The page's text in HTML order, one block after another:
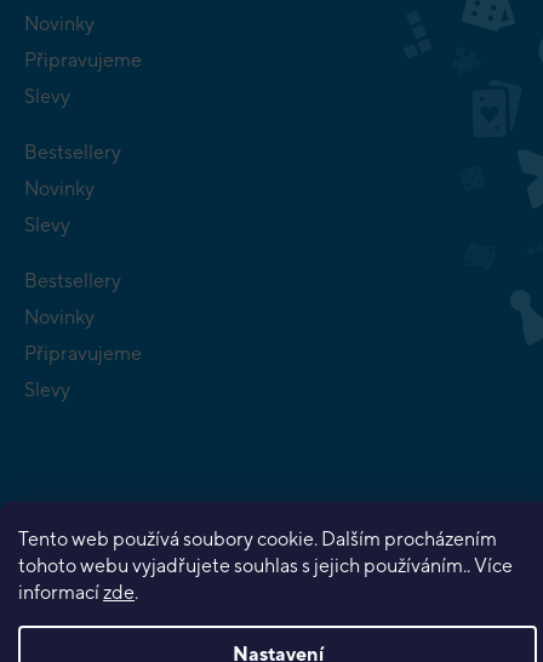
Tento web používá soubory cookie. Dalším procházením
tohoto webu vyjadřujete souhlas s jejich používáním.. Více
informacízde.
Nastavení
Novinky
Připravujeme
Slevy
Bestsellery
Novinky
Slevy
Bestsellery
Novinky
Připravujeme
Slevy
Vytvořil Shoptet Premium
Copyright 2026Planeta her. Všechna práva vyhrazena.